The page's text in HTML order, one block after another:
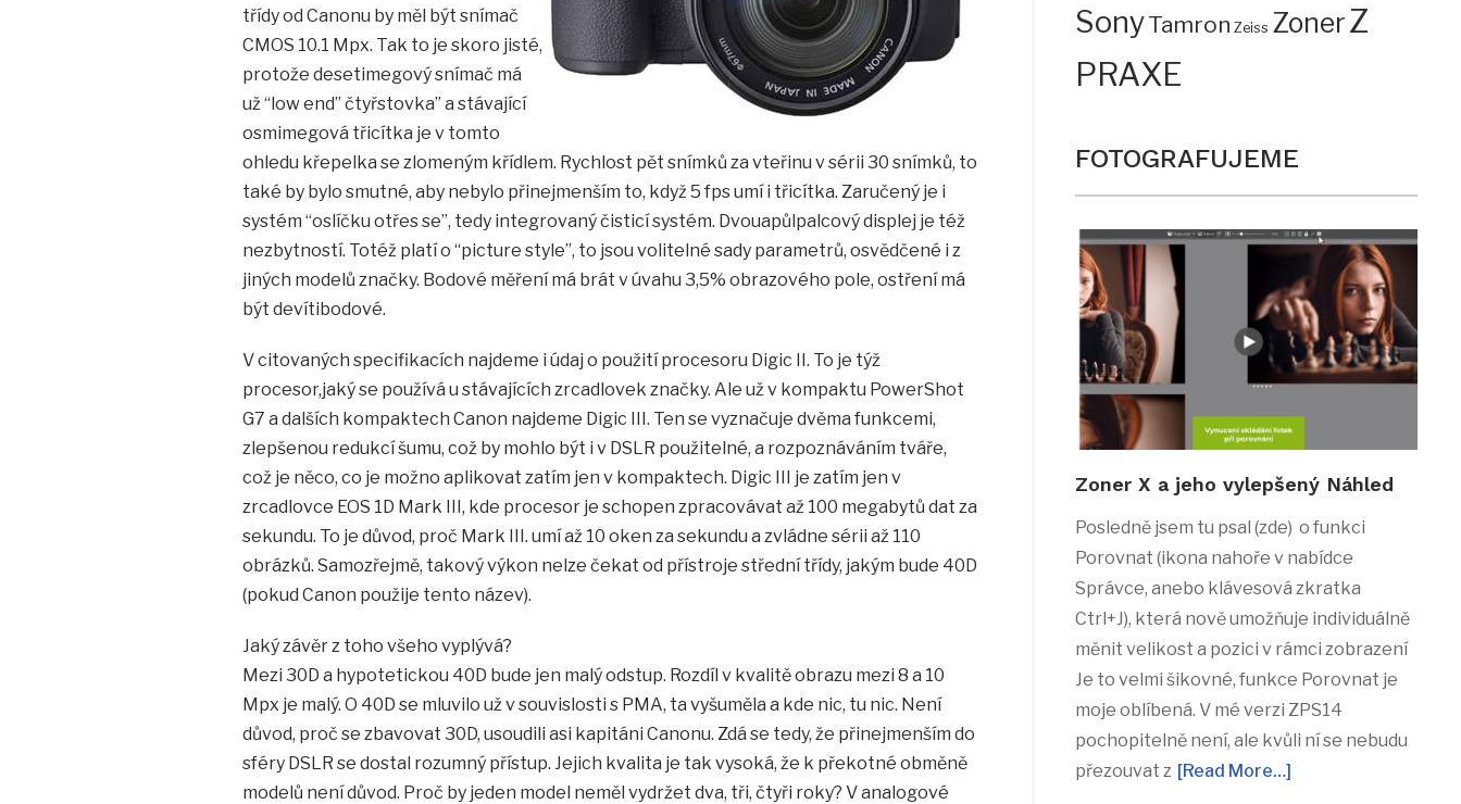
třídy od Canonu by měl být snímač
CMOS 10.1 Mpx. Tak to je skoro jisté,
protože desetimegový snímač má
už “low end” čtyřstovka” a stávající
osmimegová třicítka je v tomto
ohledu křepelka se zlomeným křídlem. Rychlost pět snímků za vteřinu v sérii 30 snímků, to
také by bylo smutné, aby nebylo přinejmenším to, když 5 fps umí i třicítka. Zaručený je i
systém “oslíčku otřes se”, tedy integrovaný čisticí systém. Dvouapůlpalcový displej je též
nezbytností. Totéž platí o “picture style”, to jsou volitelné sady parametrů, osvědčené i z
jiných modelů značky. Bodové měření má brát v úvahu 3,5% obrazového pole, ostření má
být devítibodové.
V citovaných specifikacích najdeme i údaj o použití procesoru Digic II. To je týž
procesor,jaký se používá u stávajících zrcadlovek značky. Ale už v kompaktu PowerShot
G7 a dalších kompaktech Canon najdeme Digic III. Ten se vyznačuje dvěma funkcemi,
zlepšenou redukcí šumu, což by mohlo být i v DSLR použitelné, a rozpoznáváním tváře,
což je něco, co je možno aplikovat zatím jen v kompaktech. Digic III je zatím jen v
zrcadlovce EOS 1D Mark III, kde procesor je schopen zpracovávat až 100 megabytů dat za
sekundu. To je důvod, proč Mark III. umí až 10 oken za sekundu a zvládne sérii až 110
obrázků. Samozřejmě, takový výkon nelze čekat od přístroje střední třídy, jakým bude 40D
(pokud Canon použije tento název).
Jaký závěr z toho všeho vyplývá?
Mezi 30D a hypotetickou 40D bude jen malý odstup. Rozdíl v kvalitě obrazu mezi 8 a 10
Mpx je malý. O 40D se mluvilo už v souvislosti s PMA, ta vyšuměla a kde nic, tu nic. Není
důvod, proč se zbavovat 30D, usoudili asi kapitáni Canonu. Zdá se tedy, že přinejmenším do
sféry DSLR se dostal rozumný přístup. Jejich kvalita je tak vysoká, že k překotné obměně
modelů není důvod. Proč by jeden model neměl vydržet dva, tři, čtyři roky? V analogové
SonyTamron Zeiss ZonerZ
PRAXE
FOTOGRAFUJEME
Zoner X a jeho vylepšený Náhled
Posledně jsem tu psal (zde) o funkci
Porovnat (ikona nahoře v nabídce
Správce, anebo klávesová zkratka
Ctrl+J), která nově umožňuje individuálně
měnit velikost a pozici v rámci zobrazení
Je to velmi šikovné, funkce Porovnat je
moje oblíbená. V mé verzi ZPS14
pochopitelně není, ale kvůli ní se nebudu
přezouvat z [Read More…]